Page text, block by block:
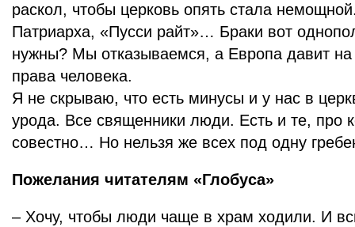
раскол, чтобы церковь опять стала
Патриарха, «Пусси райт»… Браки вот
нужны? Мы отказываемся, а Европа давит
права человека.
Я не скрываю, что есть минусы и у нас в
урода. Все священники люди. Есть и те, про
совестно… Но нельзя же всех под одну
Пожелания читателям «Глобуса»
– Хочу, чтобы люди чаще в храм ходили. И